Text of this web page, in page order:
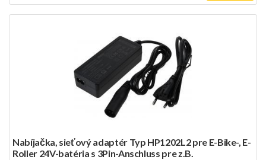
Nabíjačka, sieťový adaptér Typ HP1202L2 pre E-Bike-, E-
Roller 24V-batéria s 3Pin-Anschluss pre z.B.